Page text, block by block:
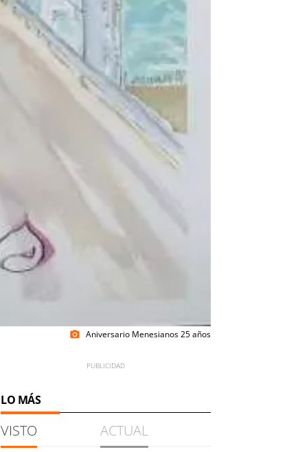
photo_camera Aniversario Menesianos 25 años
LO MÁS
VISTO ACTUAL